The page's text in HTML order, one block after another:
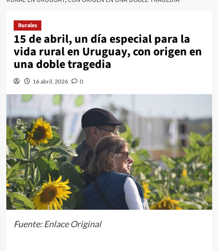
Rurales
15 de abril, un día especial para la
vida rural en Uruguay, con origen en
una doble tragedia
16 abril, 2026 0
Fuente:Enlace Original